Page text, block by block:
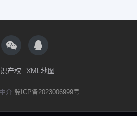
产权 XML地图
介 冀ICP备2023006999号